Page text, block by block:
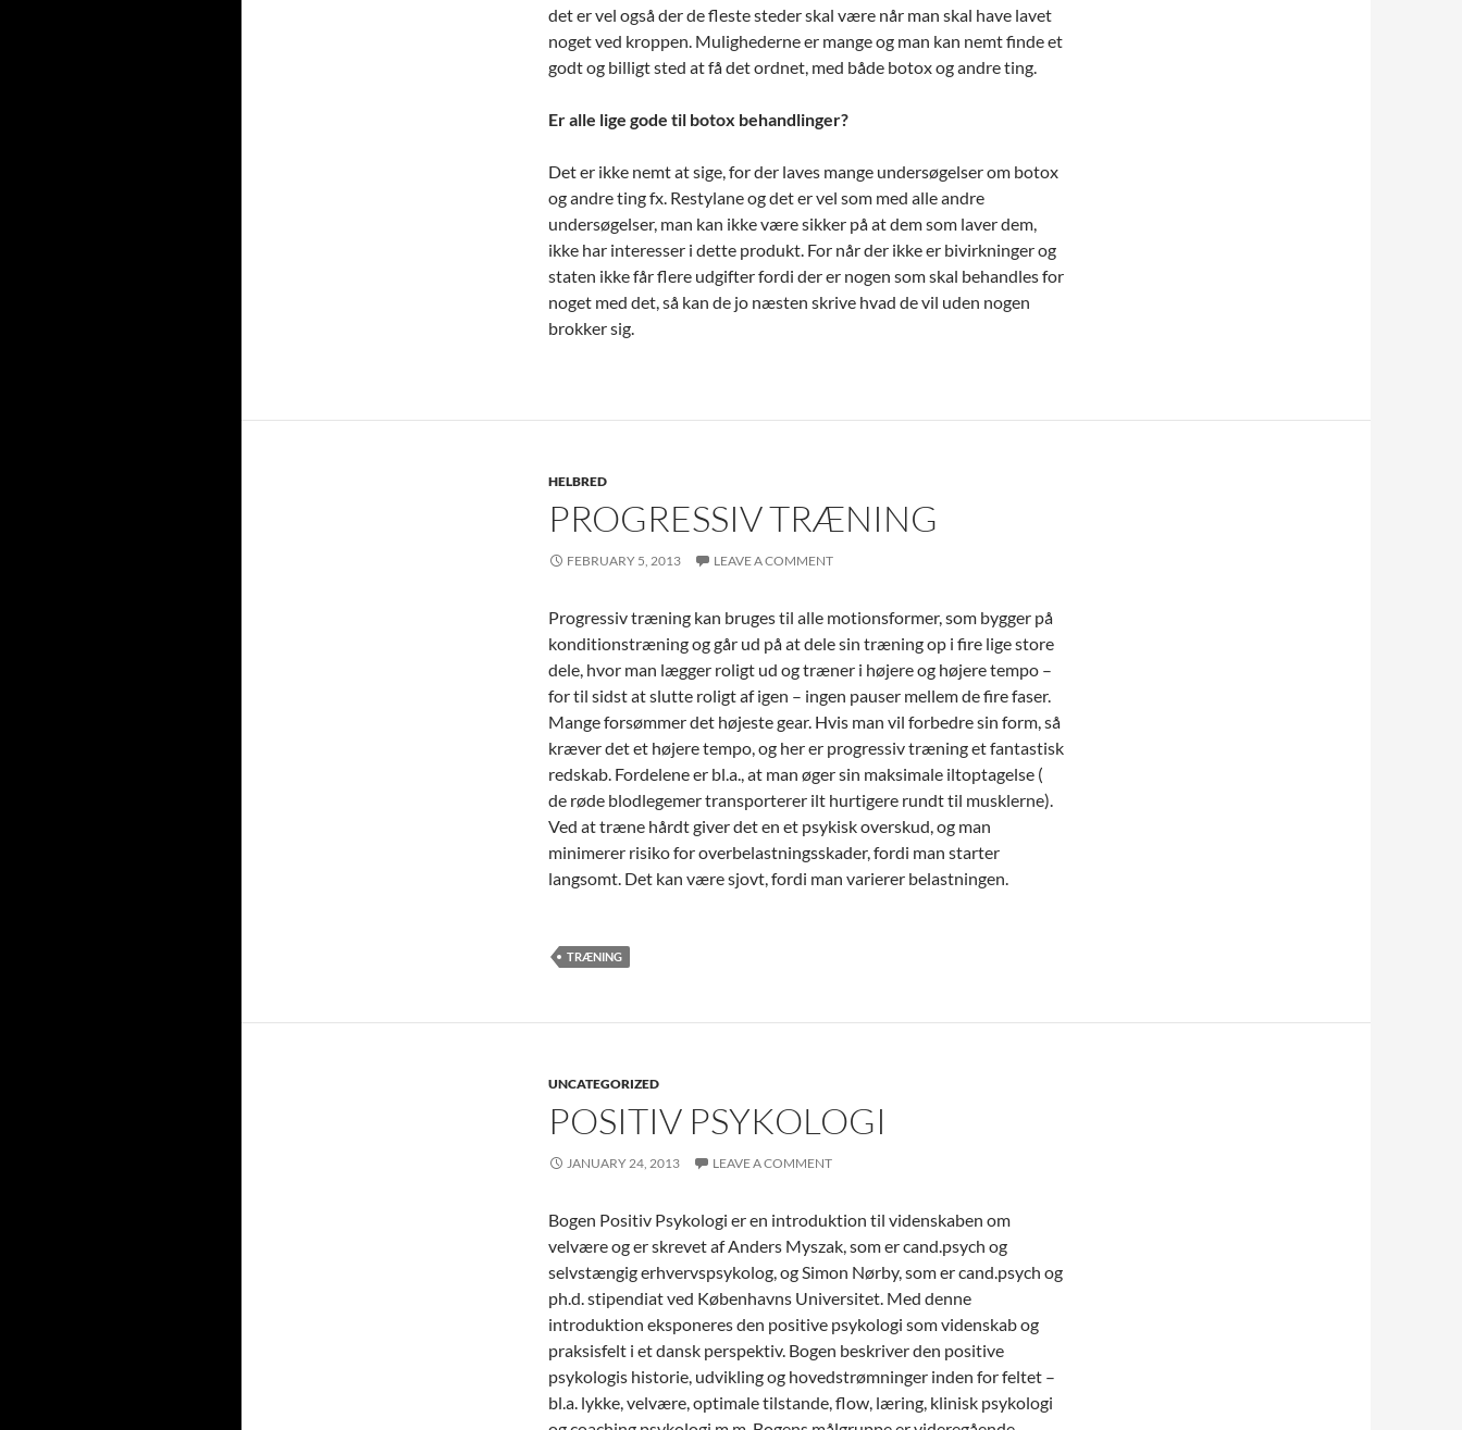
det er vel også der de fleste steder skal være når man skal have lavet
noget ved kroppen. Mulighederne er mange og man kan nemt finde et
godt og billigt sted at få det ordnet, med både botox og andre ting.
Er alle lige gode til botox behandlinger?
Det er ikke nemt at sige, for der laves mange undersøgelser om botox
og andre ting fx. Restylane og det er vel som med alle andre
undersøgelser, man kan ikke være sikker på at dem som laver dem,
ikke har interesser i dette produkt. For når der ikke er bivirkninger og
staten ikke får flere udgifter fordi der er nogen som skal behandles for
noget med det, så kan de jo næsten skrive hvad de vil uden nogen
brokker sig.
HELBRED
PROGRESSIV TRÆNING
FEBRUARY 5, 2013 LEAVE A COMMENT
Progressiv træning kan bruges til alle motionsformer, som bygger på
konditionstræning og går ud på at dele sin træning op i fire lige store
dele, hvor man lægger roligt ud og træner i højere og højere tempo –
for til sidst at slutte roligt af igen – ingen pauser mellem de fire faser.
Mange forsømmer det højeste gear. Hvis man vil forbedre sin form, så
kræver det et højere tempo, og her er progressiv træning et fantastisk
redskab. Fordelene er bl.a., at man øger sin maksimale iltoptagelse (
de røde blodlegemer transporterer ilt hurtigere rundt til musklerne).
Ved at træne hårdt giver det en et psykisk overskud, og man
minimerer risiko for overbelastningsskader, fordi man starter
langsomt. Det kan være sjovt, fordi man varierer belastningen.
TRÆNING
UNCATEGORIZED
POSITIV PSYKOLOGI
JANUARY 24, 2013 LEAVE A COMMENT
Bogen Positiv Psykologi er en introduktion til videnskaben om
velvære og er skrevet af Anders Myszak, som er cand.psych og
selvstængig erhvervspsykolog, og Simon Nørby, som er cand.psych og
ph.d. stipendiat ved Københavns Universitet. Med denne
introduktion eksponeres den positive psykologi som videnskab og
praksisfelt i et dansk perspektiv. Bogen beskriver den positive
psykologis historie, udvikling og hovedstrømninger inden for feltet –
bl.a. lykke, velvære, optimale tilstande, flow, læring, klinisk psykologi